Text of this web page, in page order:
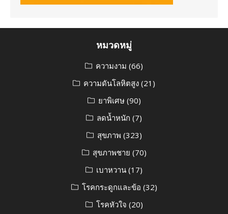
หมวดหมู่
ความงาม (66)
ความดันโลหิตสูง (21)
ยาพิเศษ(90)
ลดน้ำหนัก (7)
สุขภาพ (323)
สุขภาพชาย (70)
เบาหวาน (17)
โรคกระดูกและข้อ (32)
โรคหัวใจ (20)